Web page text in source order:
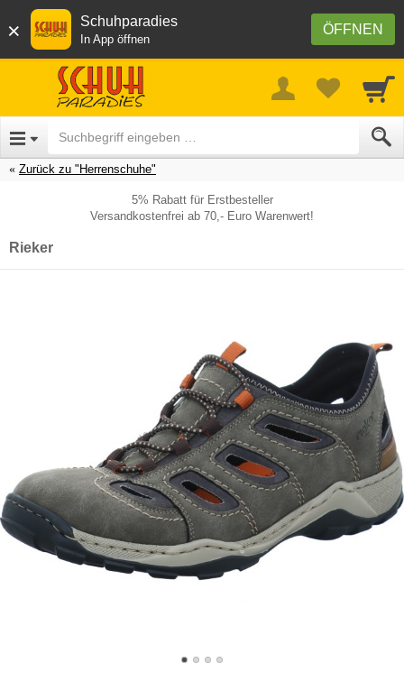
× ÖFFNEN
Schuhparadies
In App öffnen
Zurück zu "Herrenschuhe"
5% Rabatt für Erstbesteller
Versandkostenfrei ab 70,- Euro Warenwert!
Rieker